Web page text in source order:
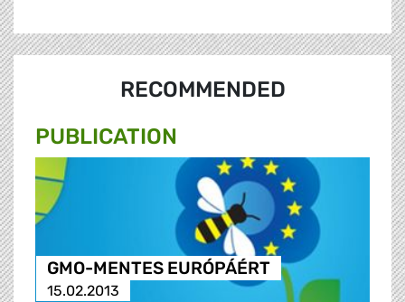
RECOMMENDED
PUBLICATION
GMO-MENTES EURÓPÁÉRT
15.02.2013